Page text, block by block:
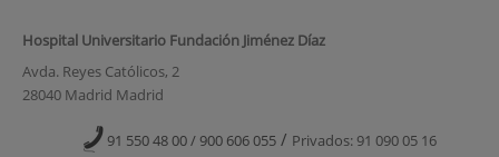
Hospital Universitario Fundación Jiménez Díaz
Avda. Reyes Católicos, 2
28040 Madrid Madrid
91 550 48 00 / 900 606 055 / Privados: 91 090 05 16